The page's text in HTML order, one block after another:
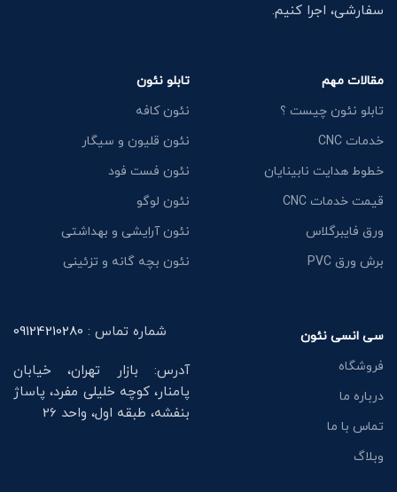
سفارشی، اجرا کنیم.
مقالات مهم
تابلو نئون چیست ؟
خدمات CNC
خطوط هدایت نابینایان
قیمت خدمات CNC
ورق فایبرگلاس
برش ورق PVC
تابلو نئون
نئون کافه
نئون قلیون و سیگار
نئون فست فود
نئون لوگو
نئون آرایشی و بهداشتی
نئون بچه گانه و تزئینی
سی انسی نئون
فروشگاه
درباره ما
تماس با ما
وبلاگ
شماره تماس : 09124210280
آدرس: بازار تهران، خیابان
پامنار، کوچه خلیلی مفرد، پاساژ
بنفشه، طبقه اول، واحد 26